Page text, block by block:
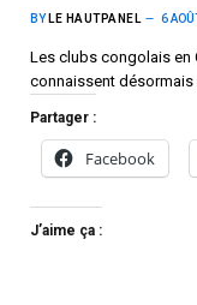
BY LE HAUTPANEL 6
Les clubs congolais en
connaissent désormais
Partager :
Facebook
J’aime ça :